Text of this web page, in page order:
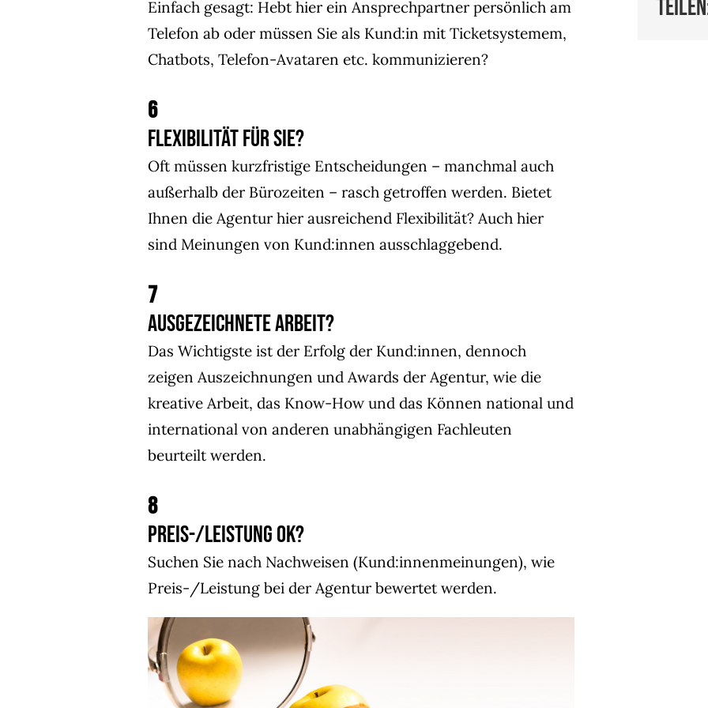
Einfach gesagt: Hebt hier ein Ansprechpartner persönlich am
Telefon ab oder müssen Sie als Kund:in mit Ticketsystemem,
Chatbots, Telefon-Avataren etc. kommunizieren?
6
Flexibilität für Sie?
Oft müssen kurzfristige Entscheidungen – manchmal auch
außerhalb der Bürozeiten – rasch getroffen werden. Bietet
Ihnen die Agentur hier ausreichend Flexibilität? Auch hier
sind Meinungen von Kund:innen ausschlaggebend.
7
Ausgezeichnete Arbeit?
Das Wichtigste ist der Erfolg der Kund:innen, dennoch
zeigen Auszeichnungen und Awards der Agentur, wie die
kreative Arbeit, das Know-How und das Können national und
international von anderen unabhängigen Fachleuten
beurteilt werden.
8
Preis-/Leistung OK?
Suchen Sie nach Nachweisen (Kund:innenmeinungen), wie
Preis-/Leistung bei der Agentur bewertet werden.